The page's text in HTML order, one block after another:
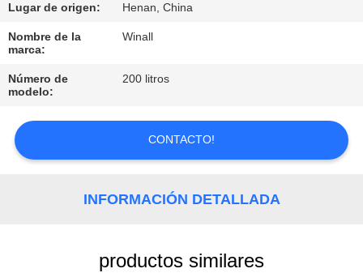
DE
CALIDAD
SOLICITAR
UNA
COTIZACIÓN
Lugar de origen: Henan, China
Nombre de la
marca:
Winall
Número de
modelo:
200 litros
CONTACTO!
INFORMACIÓN DETALLADA
productos similares